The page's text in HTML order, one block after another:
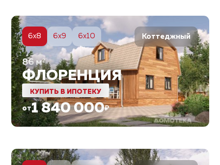
Коттеджный
6x8 6x9 6x10
86м²
ФЛОРЕНЦИЯ
КУПИТЬ В ИПОТЕКУ
от1 840 000₽
5
6